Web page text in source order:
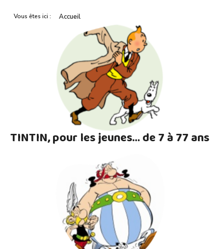
Vous êtes ici : Accueil
TINTIN, pour les jeunes… de 7 à 77 ans